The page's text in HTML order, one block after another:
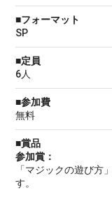
■フォーマット
SP
■定員
6人
■参加費
無料
■賞品
参加賞：
「マジックの遊び方
す。